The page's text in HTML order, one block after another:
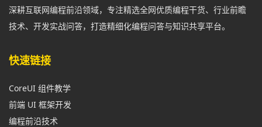
深耕互联网编程前沿领域，专注精选全网优质编程干货、行业前瞻
技术、开发实战问答，打造精细化编程问答与知识共享平台。
快速链接
CoreUI 组件教学
前端 UI 框架开发
编程前沿技术